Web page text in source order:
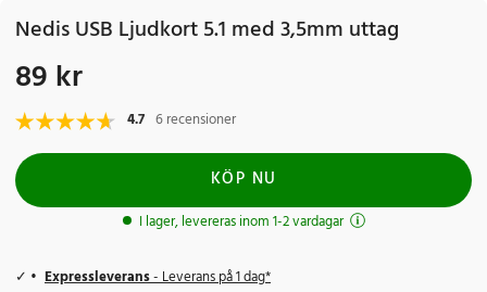
Nedis USB Ljudkort 5.1 med 3,5mm uttag
Pris: 89 kr
89 kr
4.7 6 recensioner
KÖP NU
I lager, levereras inom 1-2 vardagar
Expressleverans- Leverans på 1 dag*